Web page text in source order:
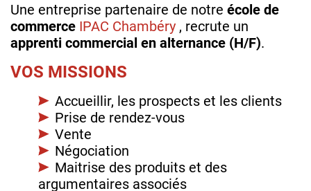
Une entreprise partenaire de notre école de
commerce IPAC Chambéry , recrute un
apprenti commercial en alternance (H/F).
VOS MISSIONS
Accueillir, les prospects et les clients
Prise de rendez-vous
Vente
Négociation
Maitrise des produits et des
argumentaires associés